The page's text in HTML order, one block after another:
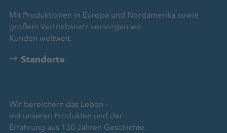
Mit Produktionen in Europa und Nordamerika sowie
großem Vertriebsnetz versorgen wir
Kunden weltweit.
Standorte
Wir bereichern das Leben –
mit unseren Produkten und der
Erfahrung aus 130 Jahren Geschichte.